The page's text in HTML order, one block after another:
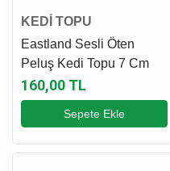
KEDİ TOPU
Eastland Sesli Öten
Peluş Kedi Topu 7 Cm
160,00 TL
Sepete Ekle